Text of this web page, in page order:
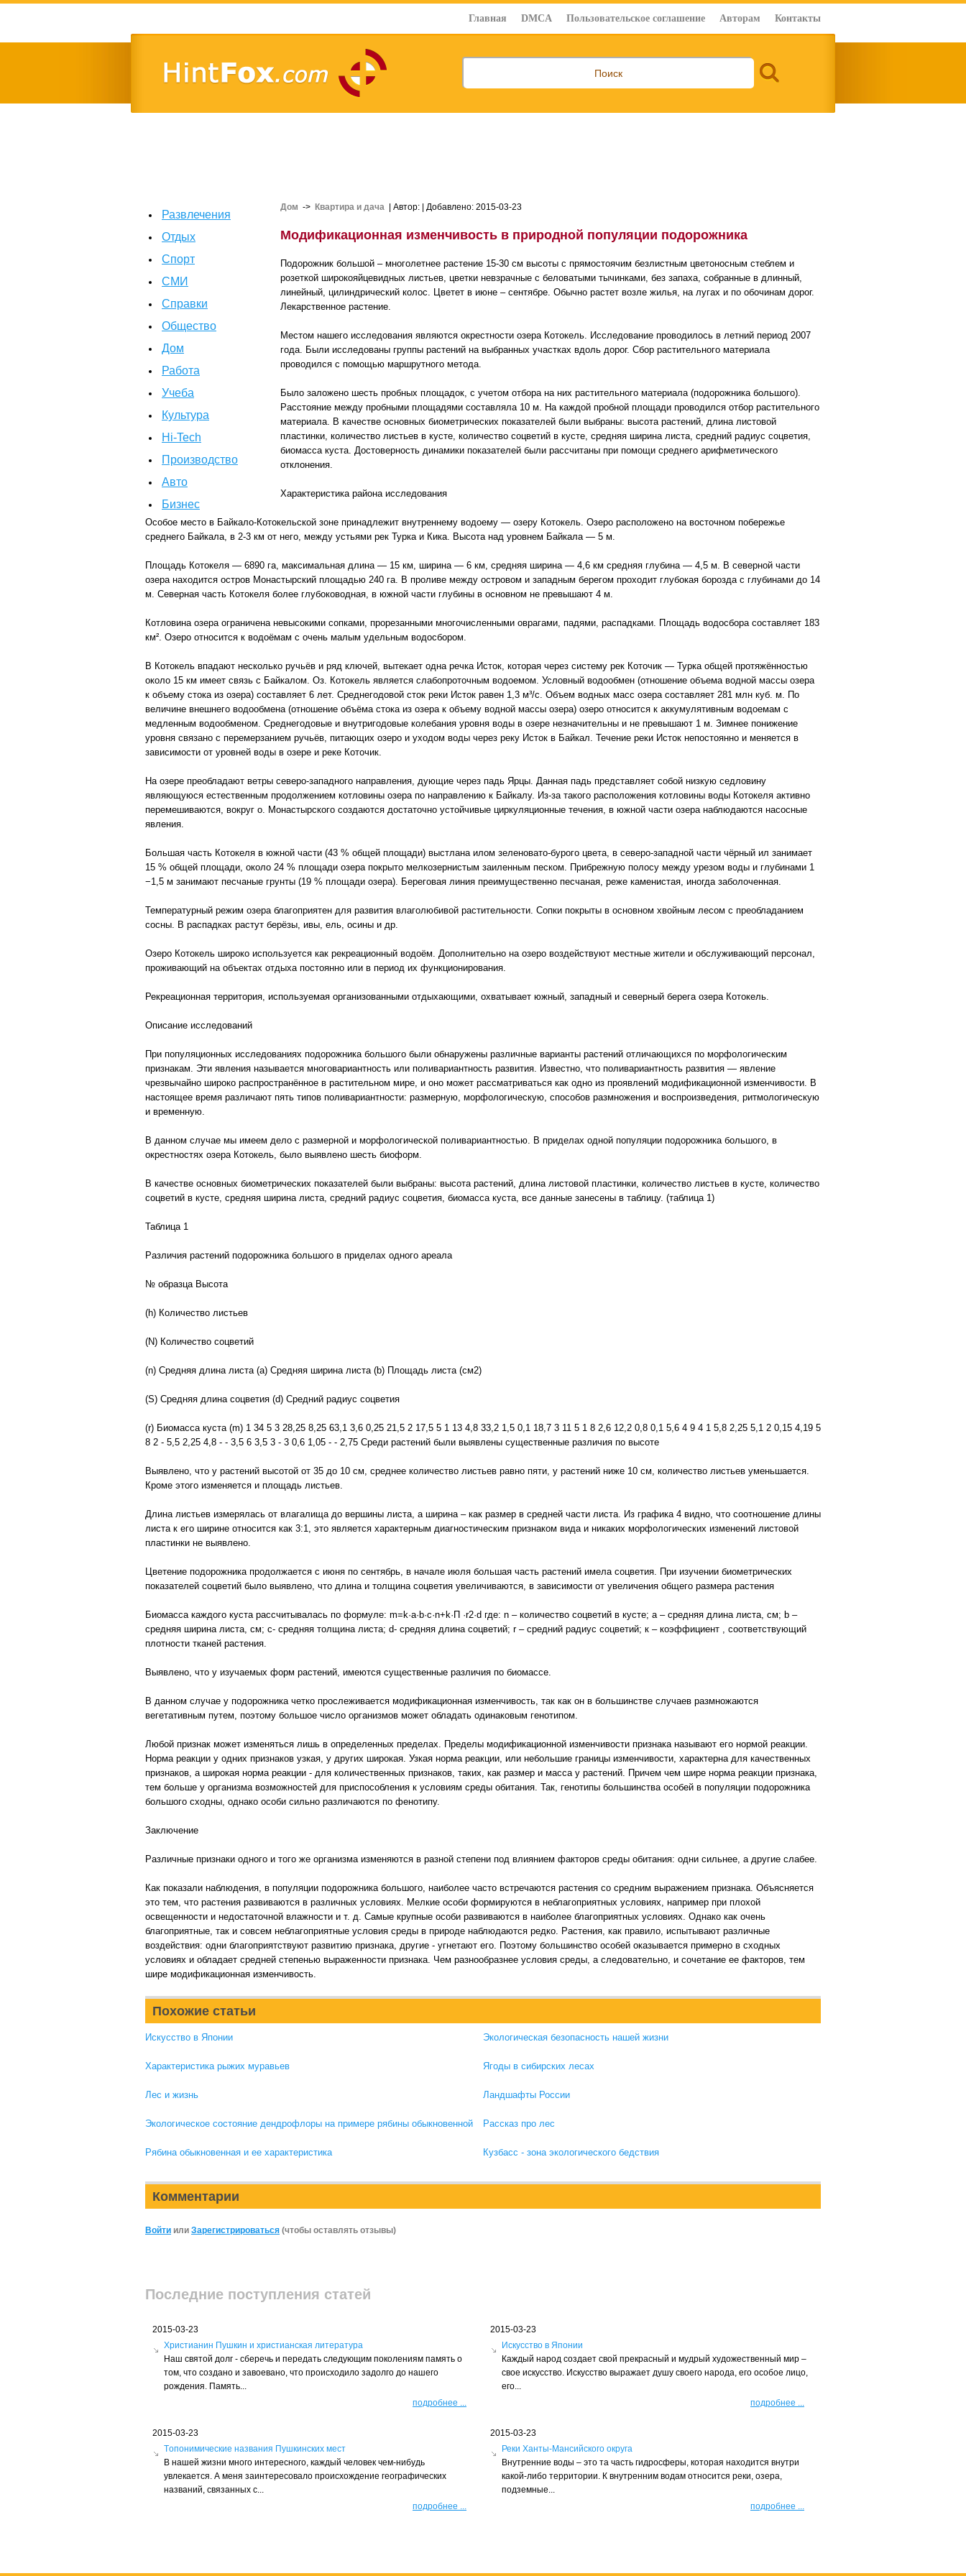
Главная DMCA Пользовательское соглашение Авторам Контакты
Развлечения
Отдых
Спорт
СМИ
Справки
Общество
Дом
Работа
Учеба
Культура
Hi-Tech
Производство
Авто
Бизнес
Дом -> Квартира и дача | Автор: | Добавлено: 2015-03-23
Модификационная изменчивость в природной популяции подорожника
Подорожник большой – многолетнее растение 15-30 см высоты с прямостоячим безлистным цветоносным стеблем и
розеткой широкояйцевидных листьев, цветки невзрачные с беловатыми тычинками, без запаха, собранные в длинный,
линейный, цилиндрический колос. Цветет в июне – сентябре. Обычно растет возле жилья, на лугах и по обочинам дорог.
Лекарственное растение.
Местом нашего исследования являются окрестности озера Котокель. Исследование проводилось в летний период 2007
года. Были исследованы группы растений на выбранных участках вдоль дорог. Сбор растительного материала
проводился с помощью маршрутного метода.
Было заложено шесть пробных площадок, с учетом отбора на них растительного материала (подорожника большого).
Расстояние между пробными площадями составляла 10 м. На каждой пробной площади проводился отбор растительного
материала. В качестве основных биометрических показателей были выбраны: высота растений, длина листовой
пластинки, количество листьев в кусте, количество соцветий в кусте, средняя ширина листа, средний радиус соцветия,
биомасса куста. Достоверность динамики показателей были рассчитаны при помощи среднего арифметического
отклонения.
Характеристика района исследования
Особое место в Байкало-Котокельской зоне принадлежит внутреннему водоему — озеру Котокель. Озеро расположено на восточном побережье
среднего Байкала, в 2-3 км от него, между устьями рек Турка и Кика. Высота над уровнем Байкала — 5 м.
Площадь Котокеля — 6890 га, максимальная длина — 15 км, ширина — 6 км, средняя ширина — 4,6 км средняя глубина — 4,5 м. В северной части
озера находится остров Монастырский площадью 240 га. В проливе между островом и западным берегом проходит глубокая борозда с глубинами до 14
м. Северная часть Котокеля более глубоководная, в южной части глубины в основном не превышают 4 м.
Котловина озера ограничена невысокими сопками, прорезанными многочисленными оврагами, падями, распадками. Площадь водосбора составляет 183
км². Озеро относится к водоёмам с очень малым удельным водосбором.
В Котокель впадают несколько ручьёв и ряд ключей, вытекает одна речка Исток, которая через систему рек Коточик — Турка общей протяжённостью
около 15 км имеет связь с Байкалом. Оз. Котокель является слабопроточным водоемом. Условный водообмен (отношение объема водной массы озера
к объему стока из озера) составляет 6 лет. Среднегодовой сток реки Исток равен 1,3 м³/с. Объем водных масс озера составляет 281 млн куб. м. По
величине внешнего водообмена (отношение объёма стока из озера к объему водной массы озера) озеро относится к аккумулятивным водоемам с
медленным водообменом. Среднегодовые и внутригодовые колебания уровня воды в озере незначительны и не превышают 1 м. Зимнее понижение
уровня связано с перемерзанием ручьёв, питающих озеро и уходом воды через реку Исток в Байкал. Течение реки Исток непостоянно и меняется в
зависимости от уровней воды в озере и реке Коточик.
На озере преобладают ветры северо-западного направления, дующие через падь Ярцы. Данная падь представляет собой низкую седловину
являющуюся естественным продолжением котловины озера по направлению к Байкалу. Из-за такого расположения котловины воды Котокеля активно
перемешиваются, вокруг о. Монастырского создаются достаточно устойчивые циркуляционные течения, в южной части озера наблюдаются насосные
явления.
Большая часть Котокеля в южной части (43 % общей площади) выстлана илом зеленовато-бурого цвета, в северо-западной части чёрный ил занимает
15 % общей площади, около 24 % площади озера покрыто мелкозернистым заиленным песком. Прибрежную полосу между урезом воды и глубинами 1
−1,5 м занимают песчаные грунты (19 % площади озера). Береговая линия преимущественно песчаная, реже каменистая, иногда заболоченная.
Температурный режим озера благоприятен для развития влаголюбивой растительности. Сопки покрыты в основном хвойным лесом с преобладанием
сосны. В распадках растут берёзы, ивы, ель, осины и др.
Озеро Котокель широко используется как рекреационный водоём. Дополнительно на озеро воздействуют местные жители и обслуживающий персонал,
проживающий на объектах отдыха постоянно или в период их функционирования.
Рекреационная территория, используемая организованными отдыхающими, охватывает южный, западный и северный берега озера Котокель.
Описание исследований
При популяционных исследованиях подорожника большого были обнаружены различные варианты растений отличающихся по морфологическим
признакам. Эти явления называется многовариантность или поливариантность развития. Известно, что поливариантность развития — явление
чрезвычайно широко распространённое в растительном мире, и оно может рассматриваться как одно из проявлений модификационной изменчивости. В
настоящее время различают пять типов поливариантности: размерную, морфологическую, способов размножения и воспроизведения, ритмологическую
и временную.
В данном случае мы имеем дело с размерной и морфологической поливариантностью. В приделах одной популяции подорожника большого, в
окрестностях озера Котокель, было выявлено шесть биоформ.
В качестве основных биометрических показателей были выбраны: высота растений, длина листовой пластинки, количество листьев в кусте, количество
соцветий в кусте, средняя ширина листа, средний радиус соцветия, биомасса куста, все данные занесены в таблицу. (таблица 1)
Таблица 1
Различия растений подорожника большого в приделах одного ареала
№ образца Высота
(h) Количество листьев
(N) Количество соцветий
(n) Средняя длина листа (а) Средняя ширина листа (b) Площадь листа (см2)
(S) Средняя длина соцветия (d) Средний радиус соцветия
(r) Биомасса куста (m) 1 34 5 3 28,25 8,25 63,1 3,6 0,25 21,5 2 17,5 5 1 13 4,8 33,2 1,5 0,1 18,7 3 11 5 1 8 2,6 12,2 0,8 0,1 5,6 4 9 4 1 5,8 2,25 5,1 2 0,15 4,19 5
8 2 - 5,5 2,25 4,8 - - 3,5 6 3,5 3 - 3 0,6 1,05 - - 2,75 Среди растений были выявлены существенные различия по высоте
Выявлено, что у растений высотой от 35 до 10 см, среднее количество листьев равно пяти, у растений ниже 10 см, количество листьев уменьшается.
Кроме этого изменяется и площадь листьев.
Длина листьев измерялась от влагалища до вершины листа, а ширина – как размер в средней части листа. Из графика 4 видно, что соотношение длины
листа к его ширине относится как 3:1, это является характерным диагностическим признаком вида и никаких морфологических изменений листовой
пластинки не выявлено.
Цветение подорожника продолжается с июня по сентябрь, в начале июля большая часть растений имела соцветия. При изучении биометрических
показателей соцветий было выявлено, что длина и толщина соцветия увеличиваются, в зависимости от увеличения общего размера растения
Биомасса каждого куста рассчитывалась по формуле: m=k·a·b·c·n+k·П ·r2·d где: n – количество соцветий в кусте; а – средняя длина листа, см; b –
средняя ширина листа, см; с- средняя толщина листа; d- средняя длина соцветий; r – средний радиус соцветий; к – коэффициент , соответствующий
плотности тканей растения.
Выявлено, что у изучаемых форм растений, имеются существенные различия по биомассе.
В данном случае у подорожника четко прослеживается модификационная изменчивость, так как он в большинстве случаев размножаются
вегетативным путем, поэтому большое число организмов может обладать одинаковым генотипом.
Любой признак может изменяться лишь в определенных пределах. Пределы модификационной изменчивости признака называют его нормой реакции.
Норма реакции у одних признаков узкая, у других широкая. Узкая норма реакции, или небольшие границы изменчивости, характерна для качественных
признаков, а широкая норма реакции - для количественных признаков, таких, как размер и масса у растений. Причем чем шире норма реакции признака,
тем больше у организма возможностей для приспособления к условиям среды обитания. Так, генотипы большинства особей в популяции подорожника
большого сходны, однако особи сильно различаются по фенотипу.
Заключение
Различные признаки одного и того же организма изменяются в разной степени под влиянием факторов среды обитания: одни сильнее, а другие слабее.
Как показали наблюдения, в популяции подорожника большого, наиболее часто встречаются растения со средним выражением признака. Объясняется
это тем, что растения развиваются в различных условиях. Мелкие особи формируются в неблагоприятных условиях, например при плохой
освещенности и недостаточной влажности и т. д. Самые крупные особи развиваются в наиболее благоприятных условиях. Однако как очень
благоприятные, так и совсем неблагоприятные условия среды в природе наблюдаются редко. Растения, как правило, испытывают различные
воздействия: одни благоприятствуют развитию признака, другие - угнетают его. Поэтому большинство особей оказывается примерно в сходных
условиях и обладает средней степенью выраженности признака. Чем разнообразнее условия среды, а следовательно, и сочетание ее факторов, тем
шире модификационная изменчивость.
Похожие статьи
Искусство в Японии
Характеристика рыжих муравьев
Лес и жизнь
Экологическое состояние дендрофлоры на примере рябины обыкновенной
Рябина обыкновенная и ее характеристика
Экологическая безопасность нашей жизни
Ягоды в сибирских лесах
Ландшафты России
Рассказ про лес
Кузбасс - зона экологического бедствия
Комментарии
Войти или Зарегистрироваться (чтобы оставлять отзывы)
Последние поступления статей
2015-03-23
Христианин Пушкин и христианская литература
Наш святой долг - сберечь и передать следующим поколениям память о
том, что создано и завоевано, что происходило задолго до нашего
рождения. Память...
подробнее ...
2015-03-23
Искусство в Японии
Каждый народ создает свой прекрасный и мудрый художественный мир –
свое искусство. Искусство выражает душу своего народа, его особое лицо,
его...
подробнее ...
2015-03-23
Tопонимические названия Пушкинских мест
В нашей жизни много интересного, каждый человек чем-нибудь
увлекается. А меня заинтересовало происхождение географических
названий, связанных с...
подробнее ...
2015-03-23
Реки Ханты-Мансийского округа
Внутренние воды – это та часть гидросферы, которая находится внутри
какой-либо территории. К внутренним водам относится реки, озера,
подземные...
подробнее ...